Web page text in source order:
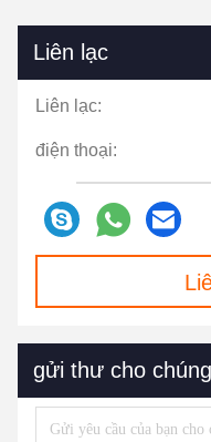
Liên lạc
Liên lạc:
điện thoại:
gửi thư cho